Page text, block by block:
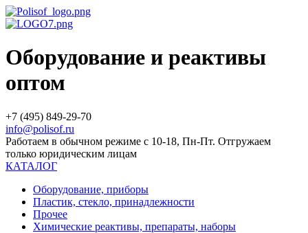
Оборудование и реактивы
оптом
+7 (495) 849-29-70
info@polisof.ru
Работаем в обычном режиме с 10-18, Пн-Пт. Отгружаем
только юридическим лицам
КАТАЛОГ
Оборудование, приборы
Пластик, стекло, принадлежности
Прочее
Химические реактивы, препараты, наборы